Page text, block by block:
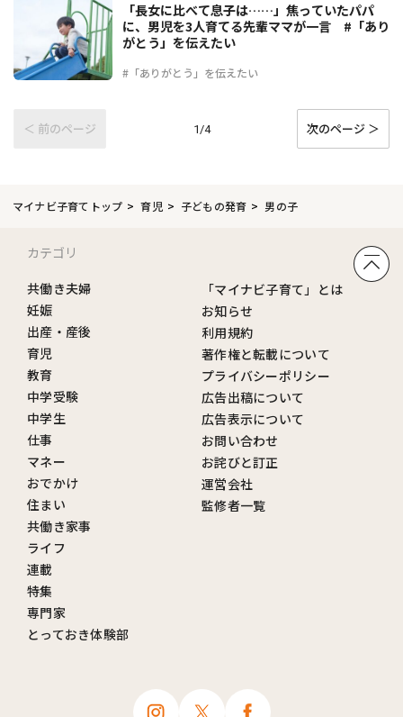
#「ありがとう」を伝えたい
「長女に比べて息子は……」焦っていたパパ
に、男児を3人育てる先輩ママが一言 #「あり
がとう」を伝えたい
＜ 前のページ 1/4 次のページ ＞
マイナビ子育てトップ 育児 子どもの発育 男の子
カテゴリ
共働き夫婦
妊娠
出産・産後
育児
教育
中学受験
中学生
仕事
マネー
おでかけ
住まい
共働き家事
ライフ
連載
特集
専門家
とっておき体験部
「マイナビ子育て」とは
お知らせ
利用規約
著作権と転載について
プライバシーポリシー
広告出稿について
広告表示について
お問い合わせ
お詫びと訂正
運営会社
監修者一覧